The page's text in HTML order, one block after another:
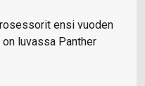
ensi vuoden
luvassa Panther